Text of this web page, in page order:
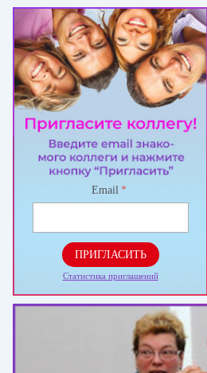
Email *
ПРИГЛАСИТЬ
Статистика приглашений